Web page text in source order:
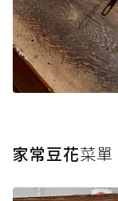
家常豆花菜